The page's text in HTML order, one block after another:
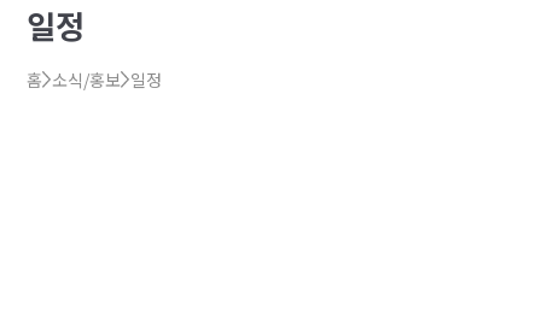
일정
홈 소식/홍보 일정